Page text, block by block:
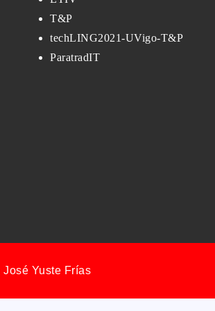
T&P
techLING2021-UVigo-T&P
ParatradIT
Yuste Frías